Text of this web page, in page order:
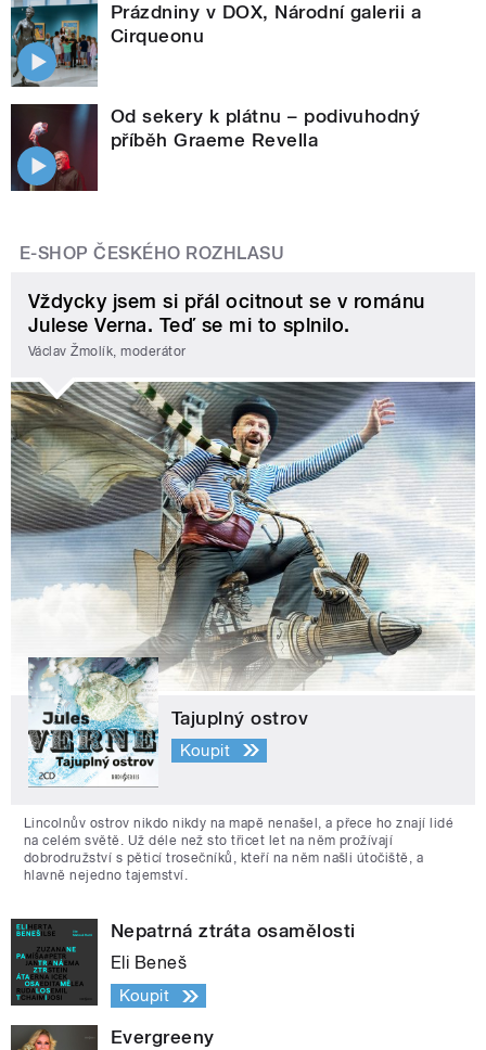
Prázdniny v DOX, Národní galerii a
Cirqueonu
Od sekery k plátnu – podivuhodný
příběh Graeme Revella
E-SHOP ČESKÉHO ROZHLASU
Vždycky jsem si přál ocitnout se v románu
Julese Verna. Teď se mi to splnilo.
Václav Žmolík, moderátor
Tajuplný ostrov
Koupit
Lincolnův ostrov nikdo nikdy na mapě nenašel, a přece ho znají lidé
na celém světě. Už déle než sto třicet let na něm prožívají
dobrodružství s pěticí trosečníků, kteří na něm našli útočiště, a
hlavně nejedno tajemství.
Nepatrná ztráta osamělosti
Eli Beneš
Koupit
Evergreeny